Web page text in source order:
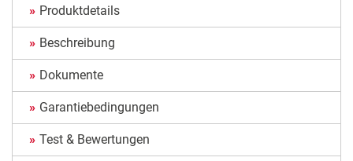
Produktdetails
Beschreibung
Dokumente
Garantiebedingungen
Test & Bewertungen